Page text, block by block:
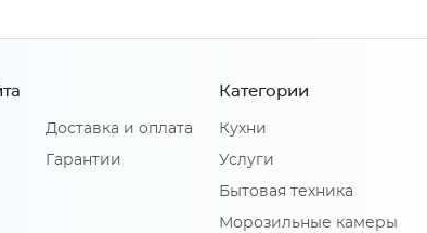
Доставка и оплата
Гарантии
Категории
Кухни
Услуги
Бытовая техника
Морозильные камеры